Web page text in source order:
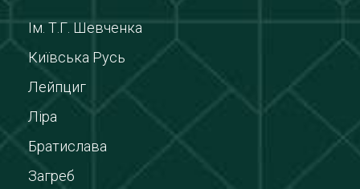
Ім. Т.Г. Шевченка
Київська Русь
Лейпциг
Ліра
Братислава
Загреб